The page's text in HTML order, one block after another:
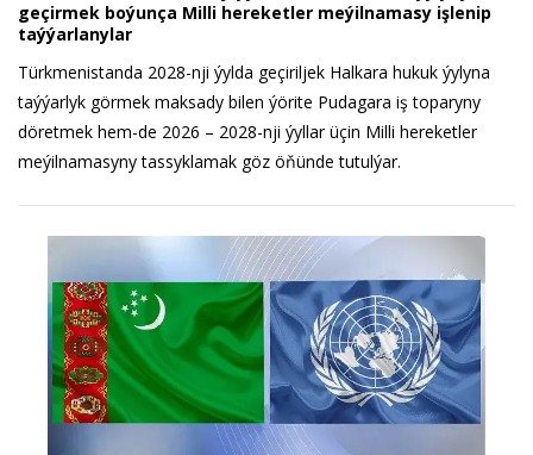
geçirmek boýunça Milli hereketler meýilnamasy işlenip
taýýarlanylar
Türkmenistanda 2028-nji ýylda geçiriljek Halkara hukuk ýylyna
taýýarlyk görmek maksady bilen ýörite Pudagara iş toparyny
döretmek hem-de 2026 – 2028-nji ýyllar üçin Milli hereketler
meýilnamasyny tassyklamak göz öňünde tutulýar.